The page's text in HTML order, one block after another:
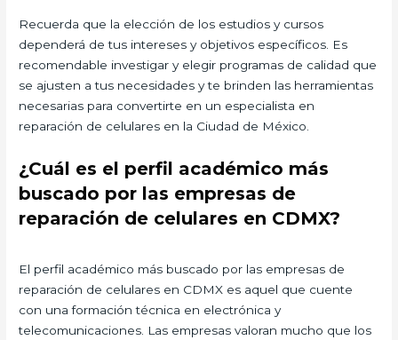
Recuerda que la elección de los estudios y cursos
dependerá de tus intereses y objetivos específicos. Es
recomendable investigar y elegir programas de calidad que
se ajusten a tus necesidades y te brinden las herramientas
necesarias para convertirte en un especialista en
reparación de celulares en la Ciudad de México.
¿Cuál es el perfil académico más
buscado por las empresas de
reparación de celulares en CDMX?
El perfil académico más buscado por las empresas de
reparación de celulares en CDMX es aquel que cuente
con una formación técnica en electrónica y
telecomunicaciones. Las empresas valoran mucho que los